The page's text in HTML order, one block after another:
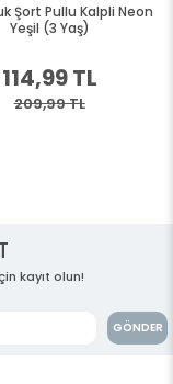
Şort Pullu Kalpli Neon
Yeşil (3 Yaş)
114,99 TL
209,99 TL
kayıt olun!
GÖNDER